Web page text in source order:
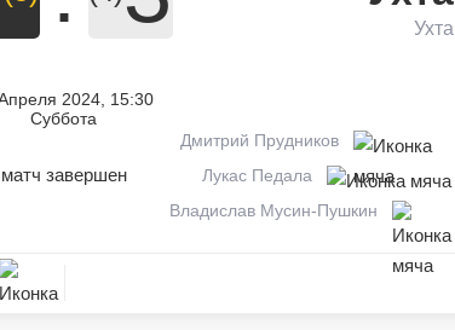
2024, 15:30
Суббота
матч завершен
Ухта
Дмитрий Прудников
Лукас Педала
Владислав Мусин-Пушкин